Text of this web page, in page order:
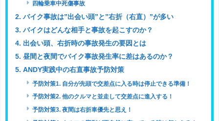
四輪乗車中死傷事故
2. バイク事故は”出会い頭”と”右折（右直）”が多い
3. バイクはどんな相手と事故を起こすのか？
4. 出会い頭、右折時の事故発生の要因とは
5. 昼間と夜間でバイク事故発生率に差はあるのか？
5. ANDY実践中の右直事故予防対策
予防対策1. 自分が先頭で交差点に入る時は停止できる準備！
予防対策2. 他のクルマと並走して交差点に進入する！
予防対策3. 夜間は右折車優先と思え！